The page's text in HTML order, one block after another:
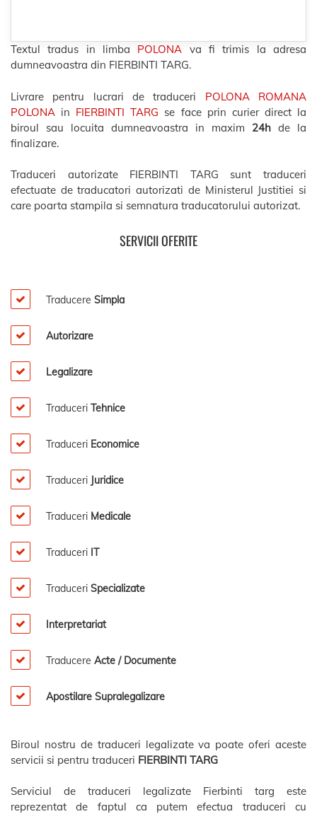
Textul tradus in limba POLONA va fi trimis la adresa
dumneavoastra din FIERBINTI TARG.
Livrare pentru lucrari de traduceri POLONA ROMANA
POLONA in FIERBINTI TARG se face prin curier direct la
biroul sau locuita dumneavoastra in maxim 24h de la
finalizare.
Traduceri autorizate FIERBINTI TARG sunt traduceri
efectuate de traducatori autorizati de Ministerul Justitiei si
care poarta stampila si semnatura traducatorului autorizat.
SERVICII OFERITE
Traducere Simpla
Autorizare
Legalizare
Traduceri Tehnice
Traduceri Economice
Traduceri Juridice
Traduceri Medicale
Traduceri IT
Traduceri Specializate
Interpretariat
Traducere Acte / Documente
Apostilare Supralegalizare
Biroul nostru de traduceri legalizate va poate oferi aceste
servicii si pentru traduceri FIERBINTI TARG
Serviciul de traduceri legalizate Fierbinti targ este
reprezentat de faptul ca putem efectua traduceri cu